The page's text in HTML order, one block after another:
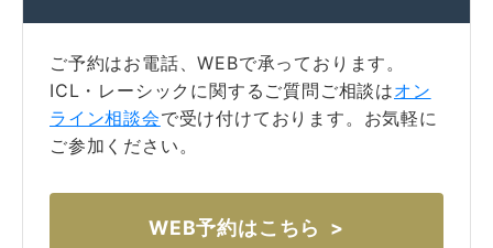
コラム お知らせ
学会発表 / 論文 /
報道・メディア出演
ホーム
プライバシーポリシー
手術キャンセルポリシー
ご予約はお電話、WEBで承っております。
ICL・レーシックに関するご質問ご相談はオン
ライン相談会で受け付けております。お気軽に
ご参加ください。
WEB予約はこちら